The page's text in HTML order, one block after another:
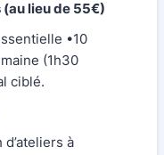
lieu de 55€)
•10
(1h30
ciblé.
à